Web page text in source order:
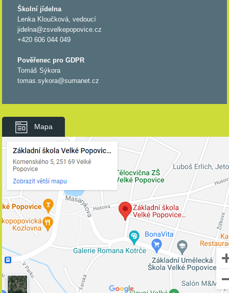
Školní jídelna
Lenka Kloučková, vedoucí
jidelna@zsvelkepopovice.cz
+420 606 044 049
Pověřenec pro GDPR
Tomáš Sýkora
tomas.sykora@sumanet.cz
Mapa